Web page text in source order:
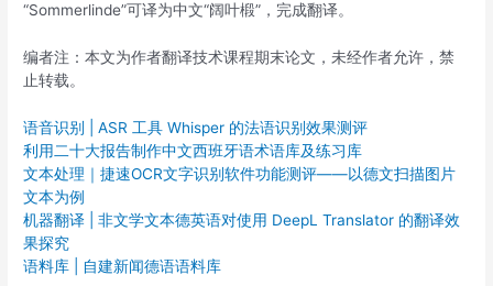
“Sommerlinde”可译为中文“阔叶椴”，完成翻译。
编者注：本文为作者翻译技术课程期末论文，未经作者允许，禁
止转载。
语音识别 | ASR 工具 Whisper 的法语识别效果测评
利用二十大报告制作中文西班牙语术语库及练习库
文本处理｜捷速OCR文字识别软件功能测评——以德文扫描图片
文本为例
机器翻译 | 非文学文本德英语对使用 DeepL Translator 的翻译效
果探究
语料库 | 自建新闻德语语料库